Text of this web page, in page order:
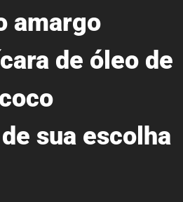
amargo
de óleo de
coco
sua escolha